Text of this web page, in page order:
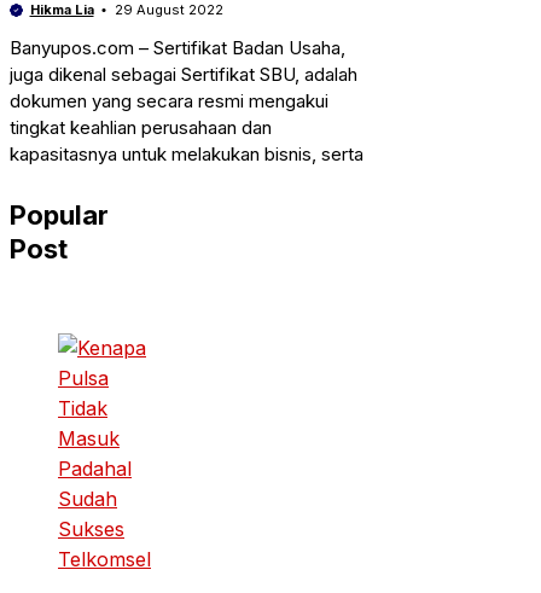
Hikma Lia 29 August 2022
Banyupos.com – Sertifikat Badan Usaha,
juga dikenal sebagai Sertifikat SBU, adalah
dokumen yang secara resmi mengakui
tingkat keahlian perusahaan dan
kapasitasnya untuk melakukan bisnis, serta
Popular
Post